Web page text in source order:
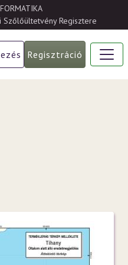
Regisztere
Regisztráció